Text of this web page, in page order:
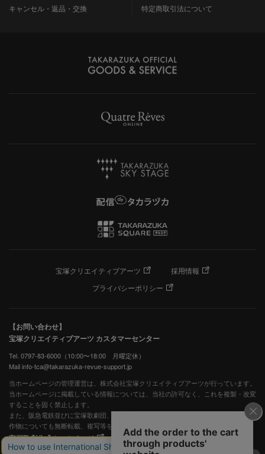
キャンセル・返品・交換
特定商取引法について
宝塚クリエイティブアーツ
採用情報
プライバシーポリシー
【お問い合わせ】
宝塚クリエイティブアーツ カスタマーセンター
Tel. 0797-83-6000（10:00〜18:00 月曜定休）
Mail info-tca@takarazuka-revue-support.jp
当ホームページの管理運営は、株式会社宝塚クリエイティブアーツが行っています。
当ホームページに掲載している情報については、当社の許可なく、これを複製・改変
することを固く禁止します。
また、阪急電鉄並びに宝塚歌劇団、宝塚クリエイティブアーツの出版物ほか写真等著
作物についても無断転載、複写等を禁じます。
宝塚歌劇公式ホームページ